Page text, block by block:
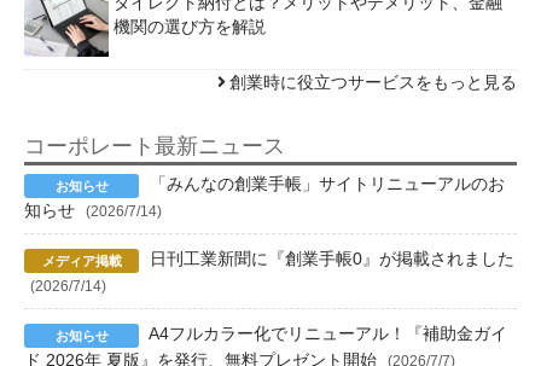
機関の選び方を解説
創業時に役立つサービスをもっと見る
コーポレート最新ニュース
「みんなの創業手帳」サイトリニューアルのお
知らせ
(2026/7/14)
日刊工業新聞に『創業手帳0』が掲載されました
(2026/7/14)
A4フルカラー化でリニューアル！『補助金ガイ
ド 2026年 夏版』を発行、無料プレゼント開始
(2026/7/7)